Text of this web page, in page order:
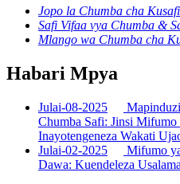
Jopo la Chumba cha
Safi Vifaa vya Chumba &
Mlango wa Chumba cha
Habari Mpya
Julai-08-2025
Chumba Safi: Jinsi
Inayotengeneza Wakati
Julai-02-2025
Mifumo
Dawa: Kuendeleza